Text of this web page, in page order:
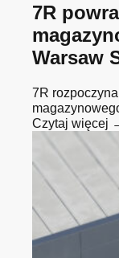
7R
Warsaw
7R
Czytaj więcej